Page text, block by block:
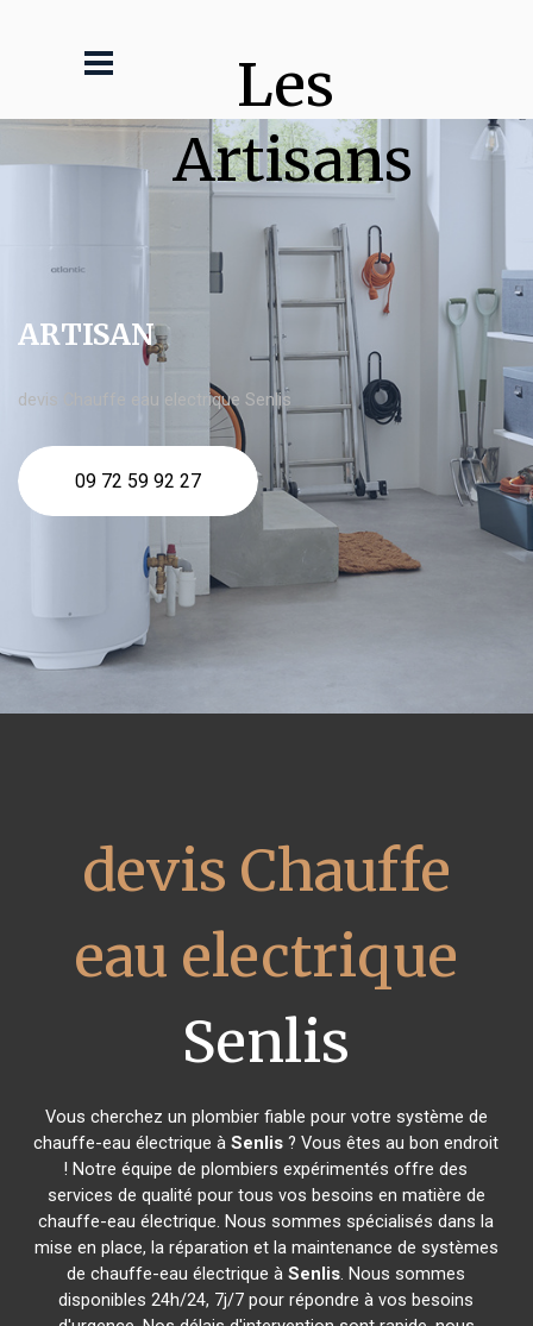
Les
Artisans
ARTISAN
devis Chauffe eau electrique Senlis
09 72 59 92 27
devis Chauffe
eau electrique
Senlis
Vous cherchez un plombier fiable pour votre système de
chauffe-eau électrique àSenlis ? Vous êtes au bon endroit
! Notre équipe de plombiers expérimentés offre des
services de qualité pour tous vos besoins en matière de
chauffe-eau électrique. Nous sommes spécialisés dans la
mise en place, la réparation et la maintenance de systèmes
de chauffe-eau électrique àSenlis. Nous sommes
disponibles 24h/24, 7j/7 pour répondre à vos besoins